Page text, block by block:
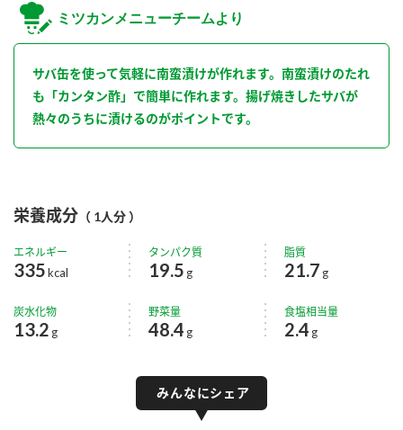
ミツカンメニューチームより
サバ缶を使って気軽に南蛮漬けが作れます。南蛮漬けのたれ
も「カンタン酢」で簡単に作れます。揚げ焼きしたサバが
熱々のうちに漬けるのがポイントです。
栄養成分 （ 1人分 ）
エネルギー
335kcal
タンパク質
19.5 g
脂質
21.7 g
炭水化物
13.2 g
野菜量
48.4 g
食塩相当量
2.4 g